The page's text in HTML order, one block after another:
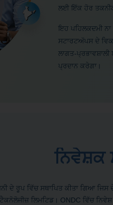
ਲਈ ਇੱਕ ਹੋਰ
ਇਹ ਪਹਿਲਕਦਮੀ
ਸਟਾਰਟਅੱਪਸ ਦੇ
ਲਾਗਤ-
ਪ੍ਰਦਾਨ ਕਰੇਗਾ।
ਨਿਵੇਸ਼ਕ
ਦੇ ਰੂਪ ਵਿੱਚ ਸਥਾਪਿਤ ਕੀਤਾ ਗਿਆ
ਟੈਕਨੋਲੋਜੀਜ਼ ਲਿਮਟਿਡ। ONDC ਵਿੱਚ